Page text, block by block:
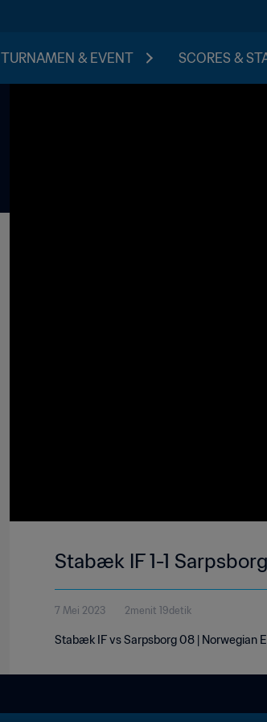
TURNAMEN & EVENT SCORES &
Stabæk IF 1-1
7 Mei 2023 2menit 19detik
Stabæk IF vs Sarpsborg 08 | Norwegian